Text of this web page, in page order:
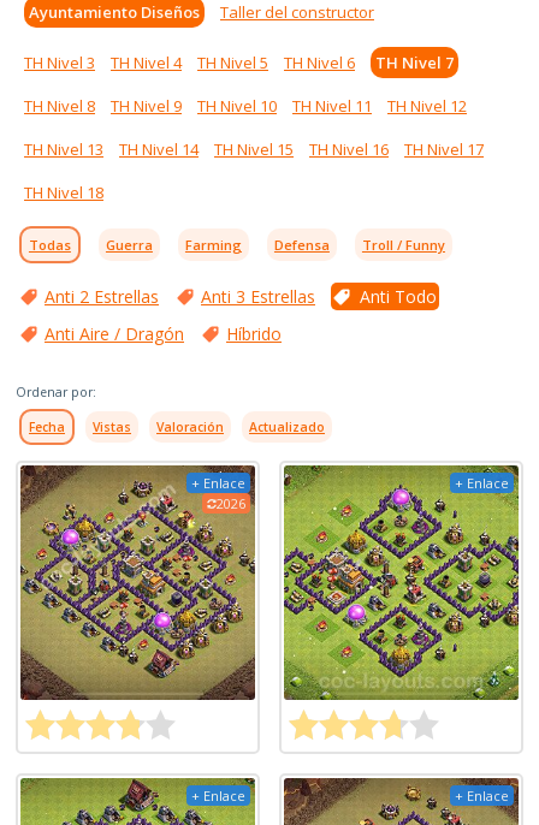
Ayuntamiento Diseños Taller del constructor
TH Nivel 3 TH Nivel 4 TH Nivel 5 TH Nivel 6
TH Nivel 7
TH Nivel 8
TH Nivel 9 TH Nivel 10 TH Nivel 11
TH Nivel 12
TH Nivel 13
TH Nivel 14 TH Nivel 15 TH Nivel 16
TH Nivel 17
TH Nivel 18
Todas Guerra Farming Defensa Troll / Funny
Anti 2 Estrellas Anti 3 Estrellas
Anti Todo
Anti Aire / Dragón
Híbrido
Ordenar por:
Fecha Vistas Valoración Actualizado
+ Enlace
2026
+ Enlace
+ Enlace + Enlace